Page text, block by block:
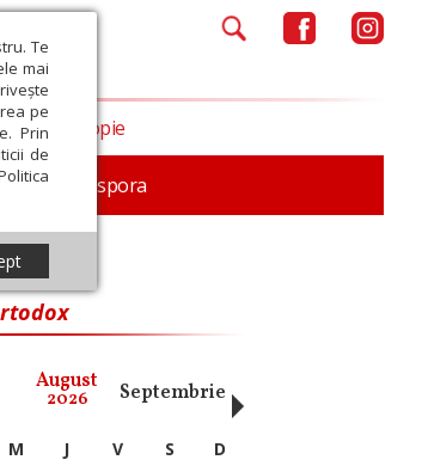
Te
mai
pe
Prin
de
Diaspora
Filantropie
August
2026 Septembrie Octombrie
M J V S
D